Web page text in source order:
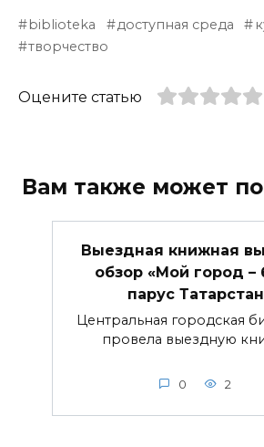
biblioteka доступная среда
творчество
Оцените статью
Вам также может
Выездная книжная
обзор «Мой город –
парус
Центральная городская
провела выездную
0 2